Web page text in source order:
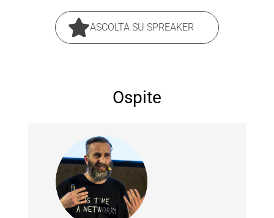
ASCOLTA SU SPREAKER
Ospite